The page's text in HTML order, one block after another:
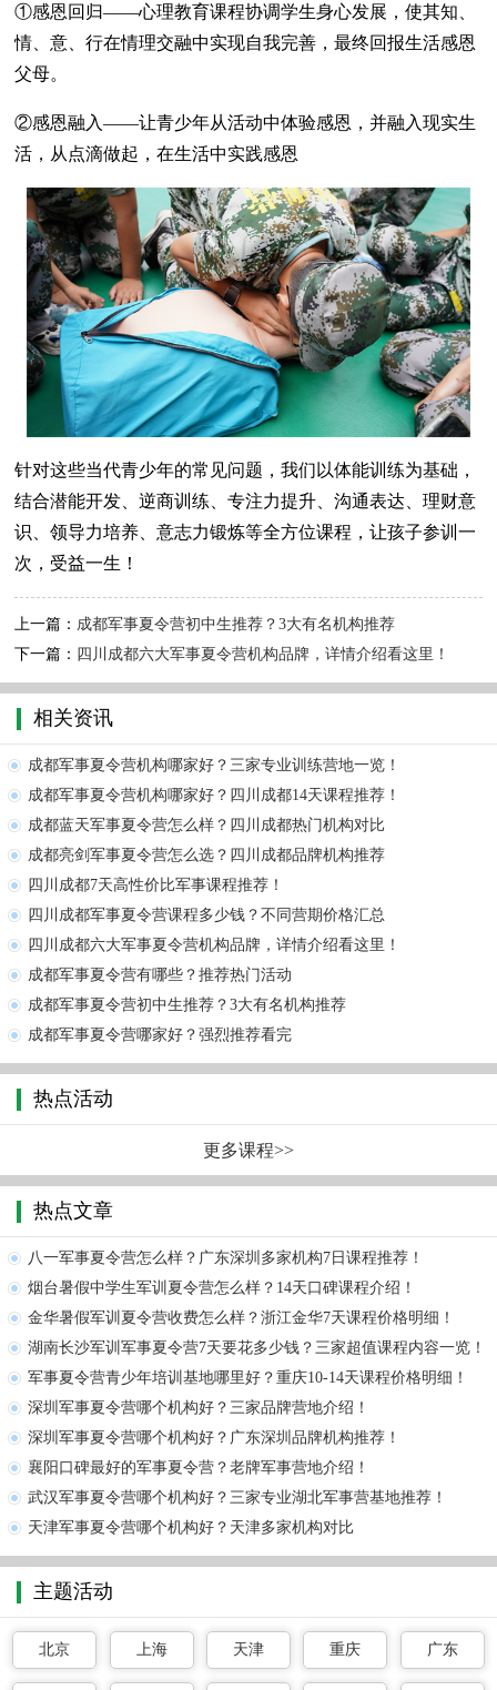
①感恩回归——心理教育课程协调学生身心发展，使其知、
情、意、行在情理交融中实现自我完善，最终回报生活感恩
父母。
②感恩融入——让青少年从活动中体验感恩，并融入现实生
活，从点滴做起，在生活中实践感恩
针对这些当代青少年的常见问题，我们以体能训练为基础，
结合潜能开发、逆商训练、专注力提升、沟通表达、理财意
识、领导力培养、意志力锻炼等全方位课程，让孩子参训一
次，受益一生！
上一篇： 成都军事夏令营初中生推荐？3大有名机构推荐
下一篇： 四川成都六大军事夏令营机构品牌，详情介绍看这里！
相关资讯
成都军事夏令营机构哪家好？三家专业训练营地一览！
成都军事夏令营机构哪家好？四川成都14天课程推荐！
成都蓝天军事夏令营怎么样？四川成都热门机构对比
成都亮剑军事夏令营怎么选？四川成都品牌机构推荐
四川成都7天高性价比军事课程推荐！
四川成都军事夏令营课程多少钱？不同营期价格汇总
四川成都六大军事夏令营机构品牌，详情介绍看这里！
成都军事夏令营有哪些？推荐热门活动
成都军事夏令营初中生推荐？3大有名机构推荐
成都军事夏令营哪家好？强烈推荐看完
热点活动
更多课程>>
热点文章
八一军事夏令营怎么样？广东深圳多家机构7日课程推荐！
烟台暑假中学生军训夏令营怎么样？14天口碑课程介绍！
金华暑假军训夏令营收费怎么样？浙江金华7天课程价格明细！
湖南长沙军训军事夏令营7天要花多少钱？三家超值课程内容一览！
军事夏令营青少年培训基地哪里好？重庆10-14天课程价格明细！
深圳军事夏令营哪个机构好？三家品牌营地介绍！
深圳军事夏令营哪个机构好？广东深圳品牌机构推荐！
襄阳口碑最好的军事夏令营？老牌军事营地介绍！
武汉军事夏令营哪个机构好？三家专业湖北军事营基地推荐！
天津军事夏令营哪个机构好？天津多家机构对比
主题活动
北京 上海 天津 重庆 广东